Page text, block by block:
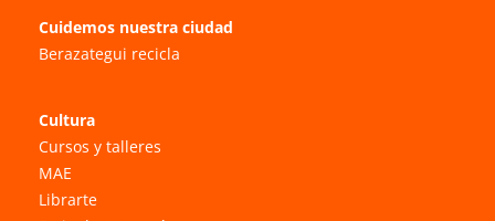
Cuidemos nuestra ciudad
Berazategui recicla
Cultura
Cursos y talleres
MAE
Librarte